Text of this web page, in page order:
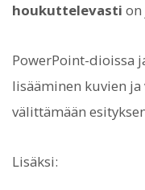
houkuttelevasti on
PowerPoint-dioissa
lisääminen kuvien
välittämään
Lisäksi: